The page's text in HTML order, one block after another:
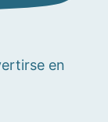
en